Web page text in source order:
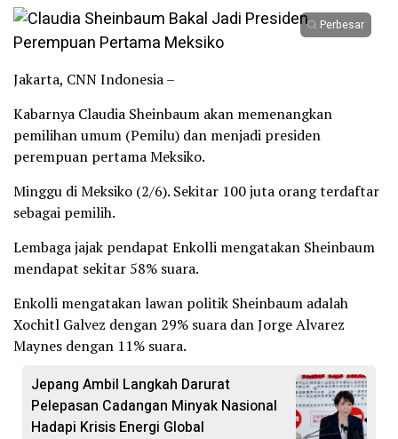
Perbesar
Jakarta, CNN Indonesia –
Kabarnya Claudia Sheinbaum akan memenangkan
pemilihan umum (Pemilu) dan menjadi presiden
perempuan pertama Meksiko.
Minggu di Meksiko (2/6). Sekitar 100 juta orang terdaftar
sebagai pemilih.
Lembaga jajak pendapat Enkolli mengatakan Sheinbaum
mendapat sekitar 58% suara.
Enkolli mengatakan lawan politik Sheinbaum adalah
Xochitl Galvez dengan 29% suara dan Jorge Alvarez
Maynes dengan 11% suara.
Jepang Ambil Langkah Darurat
Pelepasan Cadangan Minyak Nasional
Hadapi Krisis Energi Global